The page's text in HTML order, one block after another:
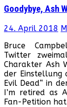
Goodybye, Ash
24. April 2018
Bruce
Twitter
Charakter Ash
der Einstellung
Evil Dead“ in
I’m retired as
Fan-Petition